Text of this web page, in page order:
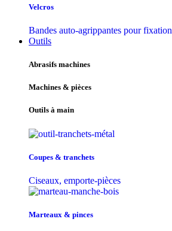
Velcros
Bandes auto-agrippantes pour fixation
Outils
Abrasifs machines
Machines & pièces
Outils à main
Coupes & tranchets
Ciseaux, emporte-pièces
Marteaux & pinces